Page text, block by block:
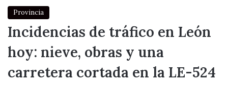
Provincia
Incidencias de tráfico en León
hoy: nieve, obras y una
carretera cortada en la LE-524